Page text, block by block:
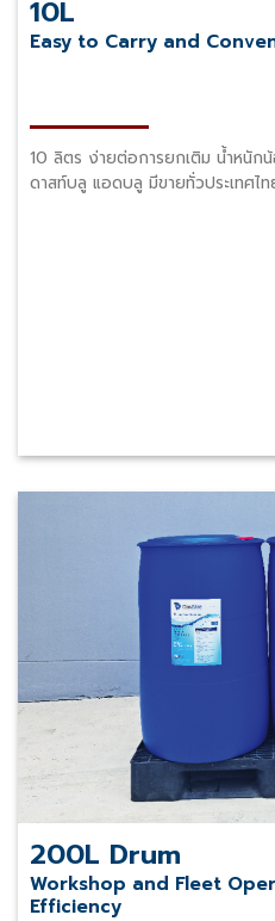
10L
Easy to Carry and
10 ลิตร ง่ายต่อการยกเติม น้ำหนัก
ดาสท์บลู แอดบลู มีขายทั่วประเทศไ
200L Drum
Workshop and Fleet
Efficiency